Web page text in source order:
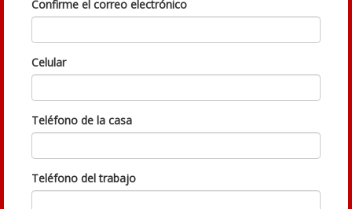
Confirme el correo electrónico
Celular
Teléfono de la casa
Teléfono del trabajo